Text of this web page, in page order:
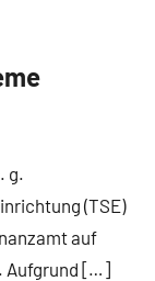
g.
(TSE)
auf
Aufgrund […]